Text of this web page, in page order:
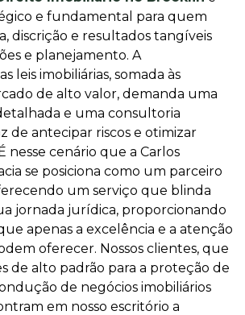
e fundamental para quem
discrição e resultados tangíveis
e planejamento. A
leis imobiliárias, somada às
de alto valor, demanda uma
e uma consultoria
de antecipar riscos e otimizar
nesse cenário que a Carlos
se posiciona como um parceiro
um serviço que blinda
jornada jurídica, proporcionando
apenas a excelência e a atenção
oferecer. Nossos clientes, que
de alto padrão para a proteção de
de negócios imobiliários
em nosso escritório a